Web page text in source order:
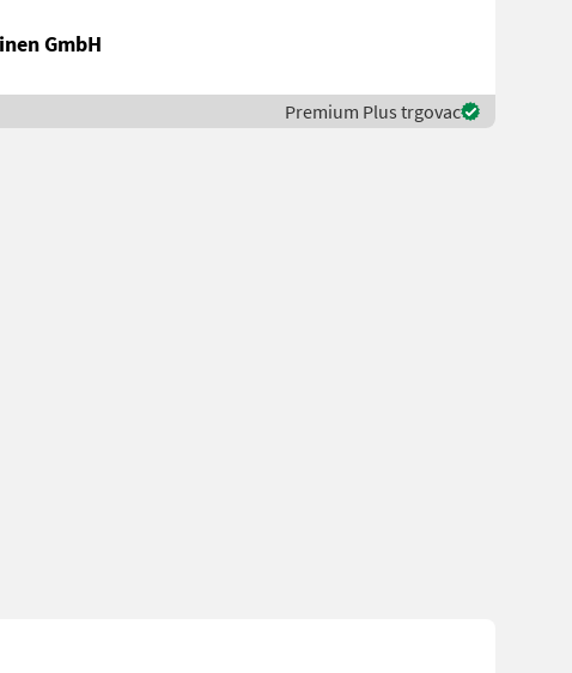
GmbH
Premium Plus trgovac